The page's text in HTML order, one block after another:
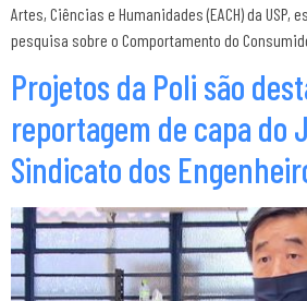
Artes, Ciências e Humanidades (EACH) da USP,
pesquisa sobre o Comportamento do
Projetos da Poli são
reportagem de capa do
Sindicato dos